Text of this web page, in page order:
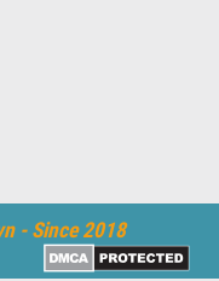
- Since 2018